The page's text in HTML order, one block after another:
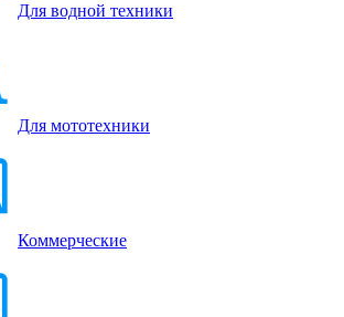
Для водной техники
Для мототехники
Коммерческие